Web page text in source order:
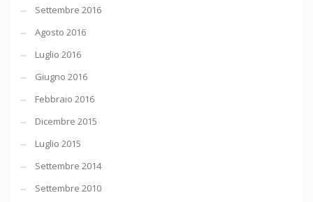
Settembre 2016
Agosto 2016
Luglio 2016
Giugno 2016
Febbraio 2016
Dicembre 2015
Luglio 2015
Settembre 2014
Settembre 2010